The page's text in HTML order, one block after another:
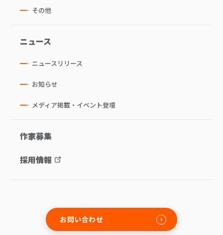
その他
ニュース
ニュースリリース
お知らせ
メディア掲載・イベント登壇
作家募集
採用情報
お問い合わせ